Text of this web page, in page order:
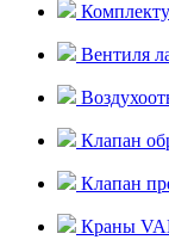
Вентиля
Клапан
Клапан
Краны